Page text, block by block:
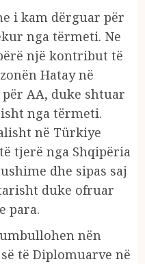
i kam dërguar për
nga tërmeti. Ne
një kontribut të
Hatay në
AA, duke shtuar
nga tërmeti.
në Türkiye
tjerë nga Shqipëria
dhe sipas saj
duke ofruar
para.
nën
të Diplomuarve në